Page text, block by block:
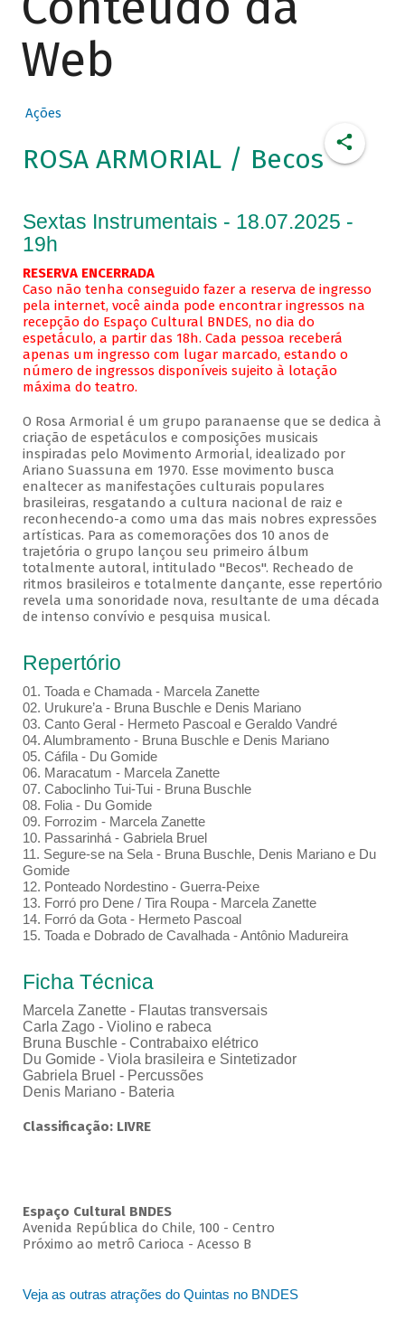
Web
Ações
ROSA ARMORIAL / Becos
Sextas Instrumentais - 18.07.2025 -
19h
RESERVA ENCERRADA
Caso não tenha conseguido fazer a reserva de ingresso
pela internet, você ainda pode encontrar ingressos na
recepção do Espaço Cultural BNDES, no dia do
espetáculo, a partir das 18h. Cada pessoa receberá
apenas um ingresso com lugar marcado, estando o
número de ingressos disponíveis sujeito à lotação
máxima do teatro.
O Rosa Armorial é um grupo paranaense que se dedica à
criação de espetáculos e composições musicais
inspiradas pelo Movimento Armorial, idealizado por
Ariano Suassuna em 1970. Esse movimento busca
enaltecer as manifestações culturais populares
brasileiras, resgatando a cultura nacional de raiz e
reconhecendo-a como uma das mais nobres expressões
artísticas. Para as comemorações dos 10 anos de
trajetória o grupo lançou seu primeiro álbum
totalmente autoral, intitulado "Becos". Recheado de
ritmos brasileiros e totalmente dançante, esse repertório
revela uma sonoridade nova, resultante de uma década
de intenso convívio e pesquisa musical.
Repertório
01. Toada e Chamada - Marcela Zanette
02. Urukure’a - Bruna Buschle e Denis Mariano
03. Canto Geral - Hermeto Pascoal e Geraldo Vandré
04. Alumbramento - Bruna Buschle e Denis Mariano
05. Cáfila - Du Gomide
06. Maracatum - Marcela Zanette
07. Caboclinho Tui-Tui - Bruna Buschle
08. Folia - Du Gomide
09. Forrozim - Marcela Zanette
10. Passarinhá - Gabriela Bruel
11. Segure-se na Sela - Bruna Buschle, Denis Mariano e Du
Gomide
12. Ponteado Nordestino - Guerra-Peixe
13. Forró pro Dene / Tira Roupa - Marcela Zanette
14. Forró da Gota - Hermeto Pascoal
15. Toada e Dobrado de Cavalhada - Antônio Madureira
Ficha Técnica
Marcela Zanette - Flautas transversais
Carla Zago - Violino e rabeca
Bruna Buschle - Contrabaixo elétrico
Du Gomide - Viola brasileira e Sintetizador
Gabriela Bruel - Percussões
Denis Mariano - Bateria
Classificação: LIVRE
Espaço Cultural BNDES
Avenida República do Chile, 100 - Centro
Próximo ao metrô Carioca - Acesso B
Veja as outras atrações do Quintas no BNDES